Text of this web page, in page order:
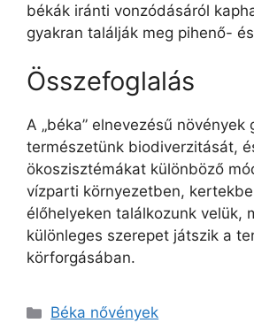
békák iránti vonzódásáról
gyakran találják meg pihenő-
Összefoglalás
A „béka” elnevezésű növények
természetünk biodiverzitását,
ökoszisztémákat különböző
vízparti környezetben,
élőhelyeken találkozunk velük,
különleges szerepet játszik a
körforgásában.
Kategória
Béka nővények